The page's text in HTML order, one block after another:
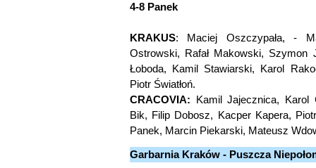
4-8 Panek
KRAKUS: Maciej Oszczypała, -
Ostrowski, Rafał Makowski, Szymon
Łoboda, Kamil Stawiarski, Karol
Piotr Światłoń.
CRACOVIA: Kamil Jajecznica, Karol
Bik, Filip Dobosz, Kacper Kapera,
Panek, Marcin Piekarski, Mateusz
Garbarnia Kraków - Puszcza